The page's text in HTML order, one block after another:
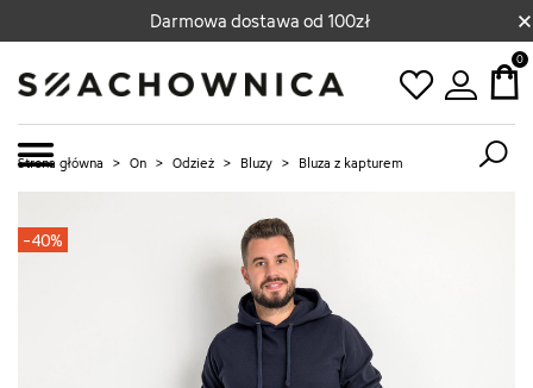
Darmowa dostawa od 100zł ×
0
Strona główna > On > Odzież > Bluzy > Bluza z kapturem
-40%